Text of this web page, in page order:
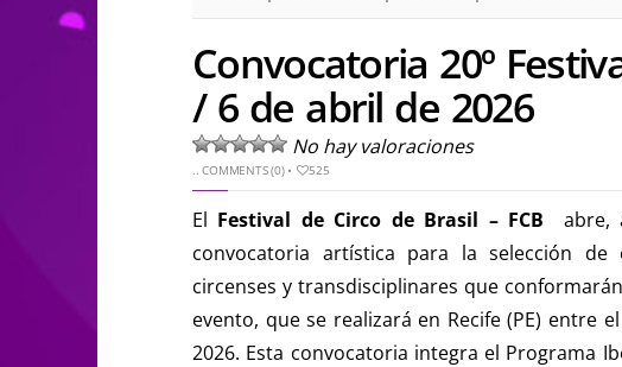
Convocatoria 20º
/ 6 de abril de 2026
No hay valoraciones
..COMMENTS (0)• 525
El Festival de Circo de Brasil – FCB
abre,
convocatoria artística para la selección de
circenses y transdisciplinares que
evento, que se realizará en Recife (PE) entre
2026. Esta convocatoria integra el Programa